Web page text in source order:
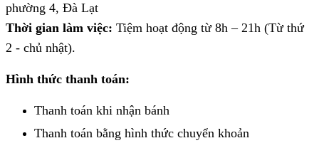
phường 4, Đà Lạt
Thời gian làm việc: Tiệm hoạt động từ 8h – 21h (Từ thứ
2 - chủ nhật).
Hình thức thanh toán:
Thanh toán khi nhận bánh
Thanh toán bằng hình thức chuyển khoản